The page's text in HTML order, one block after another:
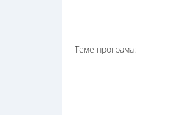
Теме програма: